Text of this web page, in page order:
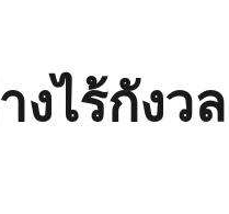
งไร้กัง